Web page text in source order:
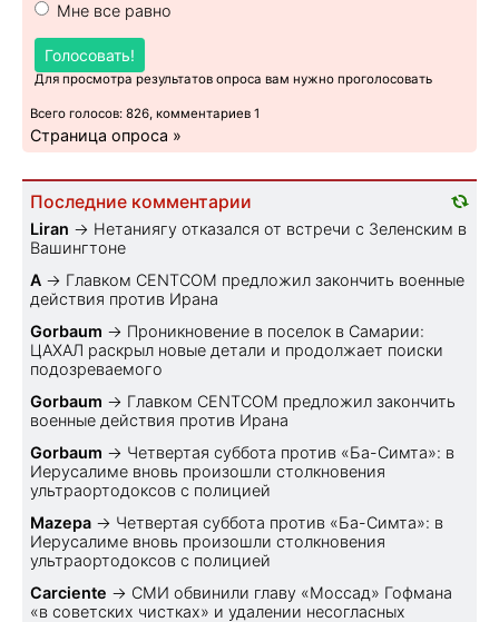
Мне все равно
Голосовать!
Для просмотра результатов опроса вам нужно проголосовать
Всего голосов: 826, комментариев 1
Страница опроса »
Последние комментарии
Liran → Нетаниягу отказался от встречи с Зеленским в
Вашингтоне
A → Главком CENTCOM предложил закончить военные
действия против Ирана
Gorbaum → Проникновение в поселок в Самарии:
ЦАХАЛ раскрыл новые детали и продолжает поиски
подозреваемого
Gorbaum → Главком CENTCOM предложил закончить
военные действия против Ирана
Gorbaum → Четвертая суббота против «Ба-Симта»: в
Иерусалиме вновь произошли столкновения
ультраортодоксов с полицией
Mazepa → Четвертая суббота против «Ба-Симта»: в
Иерусалиме вновь произошли столкновения
ультраортодоксов с полицией
Carciente → СМИ обвинили главу «Моссад» Гофмана
«в советских чистках» и удалении несогласных